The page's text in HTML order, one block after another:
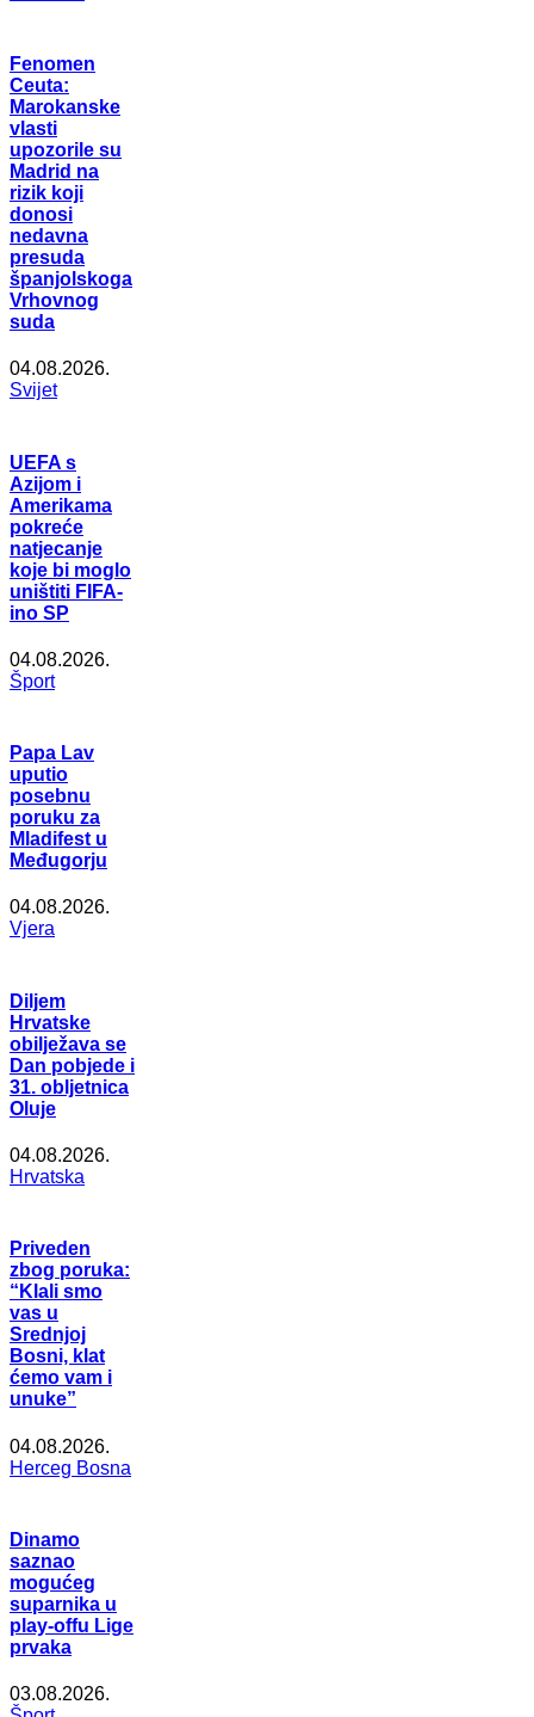
Fenomen
Ceuta:
Marokanske
vlasti
upozorile su
Madrid na
rizik koji
donosi
nedavna
presuda
španjolskoga
Vrhovnog
suda
04.08.2026.
Svijet
UEFA s
Azijom i
Amerikama
pokreće
natjecanje
koje bi moglo
uništiti FIFA-
ino SP
04.08.2026.
Šport
Papa Lav
uputio
posebnu
poruku za
Mladifest u
Međugorju
04.08.2026.
Vjera
Diljem
Hrvatske
obilježava se
Dan pobjede i
31. obljetnica
Oluje
04.08.2026.
Hrvatska
Priveden
zbog poruka:
“Klali smo
vas u
Srednjoj
Bosni, klat
ćemo vam i
unuke”
04.08.2026.
Herceg Bosna
Dinamo
saznao
mogućeg
suparnika u
play-offu Lige
prvaka
03.08.2026.